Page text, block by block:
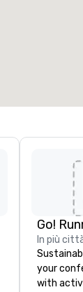
Go!
In più
your
with